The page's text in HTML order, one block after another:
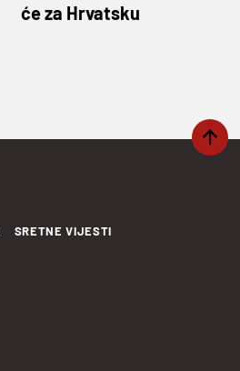
će za Hrvatsku
SRETNE VIJESTI